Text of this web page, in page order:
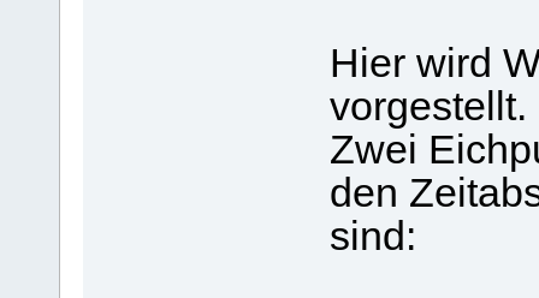
Hier wird
vorgestellt.
Zwei
den
sind: